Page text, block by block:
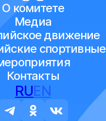
О комитете
Медиа
движение
спортивные
Контакты
RUEN